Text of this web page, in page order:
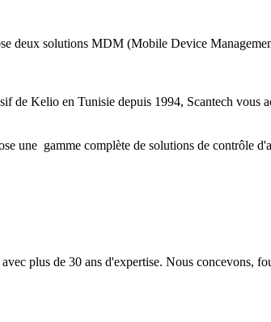
deux solutions MDM (Mobile Device
de Kelio en Tunisie depuis 1994, Scantech vous
une gamme complète de solutions de contrôle
plus de 30 ans d'expertise. Nous concevons,